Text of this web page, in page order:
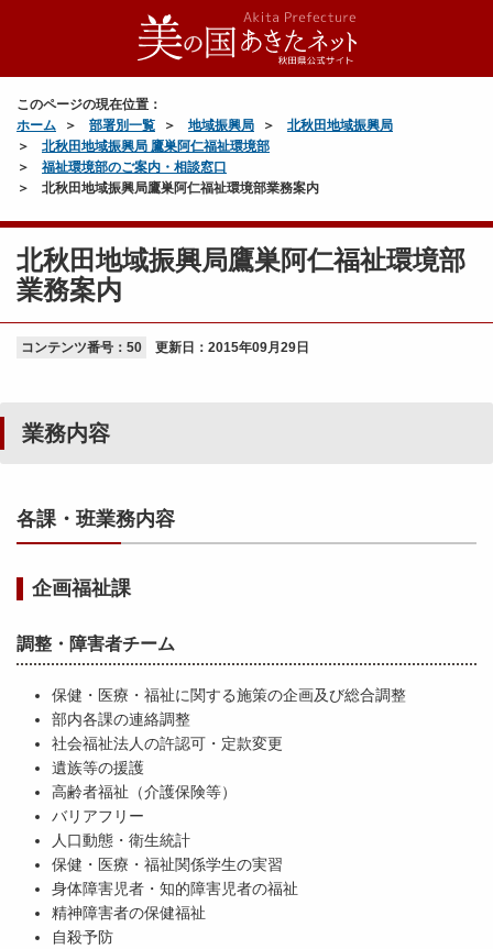
このページの現在位置：
ホーム
部署別一覧 地域振興局
北秋田地域振興局
北秋田地域振興局 鷹巣阿仁福祉環境部
福祉環境部のご案内・相談窓口
北秋田地域振興局鷹巣阿仁福祉環境部業務案内
北秋田地域振興局鷹巣阿仁福祉環境部
業務案内
コンテンツ番号：50 更新日： 2015年09月29日
業務内容
各課・班業務内容
企画福祉課
調整・障害者チーム
保健・医療・福祉に関する施策の企画及び総合調整
部内各課の連絡調整
社会福祉法人の許認可・定款変更
遺族等の援護
高齢者福祉（介護保険等）
バリアフリー
人口動態・衛生統計
保健・医療・福祉関係学生の実習
身体障害児者・知的障害児者の福祉
精神障害者の保健福祉
自殺予防